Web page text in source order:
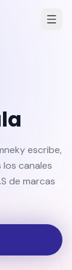
escribe,
canales
de marcas